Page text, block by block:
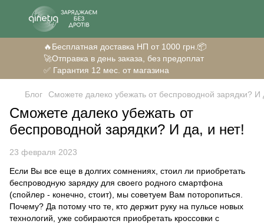
🔥Бесплатная доставка НП от 1000 грн.📦
🚀Отправка в день заказа, без предоплат
✅ Гарантия 12 мес. от магазина
Блог Сможете далеко убежать от беспроводной зарядки? И
Сможете далеко убежать от
беспроводной зарядки? И да, и нет!
23 февраля 2023
Если Вы все еще в долгих сомнениях, стоил ли приобретать
беспроводную зарядку для своего родного смартфона
(спойлер - конечно, стоит), мы советуем Вам поторопиться.
Почему? Да потому что те, кто держит руку на пульсе новых
технологий, уже собираются приобретать кроссовки с